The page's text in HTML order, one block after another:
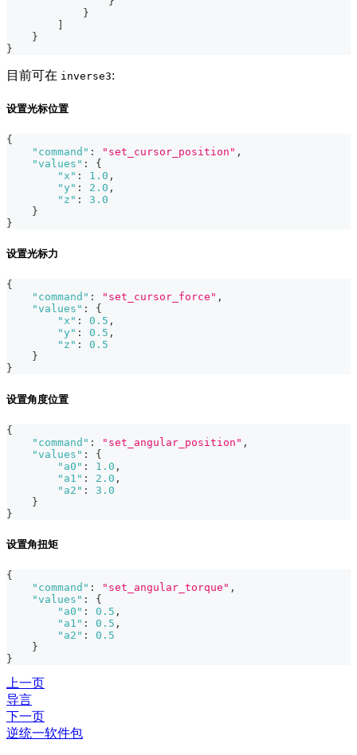
}
]
}
}
目前可在 inverse3:
设置光标位置
{
"command" : "set_cursor_position" ,
"values" :
{
"x" : 1.0 ,
"y" : 2.0 ,
"z" :
3.0
}
}
设置光标力
{
"command" : "set_cursor_force" ,
"values" :
{
"x" : 0.5 ,
"y" : 0.5 ,
"z" :
0.5
}
}
设置角度位置
{
"command" : "set_angular_position" ,
"values" :
{
"a0" : 1.0 ,
"a1" : 2.0 ,
"a2" :
3.0
}
}
设置角扭矩
{
"command" : "set_angular_torque" ,
"values" :
{
"a0" : 0.5 ,
"a1" : 0.5 ,
"a2" :
0.5
}
}
上一页
导言
下一页
逆统一软件包